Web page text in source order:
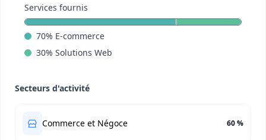
Services fournis
70% E-commerce
30% Solutions Web
Secteurs d'activité
Commerce et Négoce 60 %